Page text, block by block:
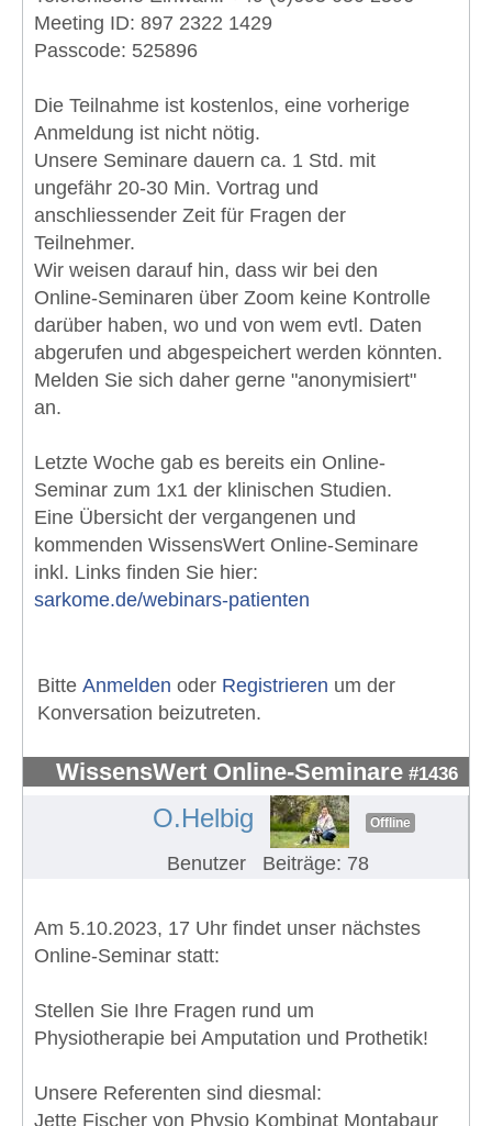
Meeting ID: 897 2322 1429
Passcode: 525896
Die Teilnahme ist kostenlos, eine vorherige
Anmeldung ist nicht nötig.
Unsere Seminare dauern ca. 1 Std. mit
ungefähr 20-30 Min. Vortrag und
anschliessender Zeit für Fragen der
Teilnehmer.
Wir weisen darauf hin, dass wir bei den
Online-Seminaren über Zoom keine Kontrolle
darüber haben, wo und von wem evtl. Daten
abgerufen und abgespeichert werden könnten.
Melden Sie sich daher gerne "anonymisiert"
an.
Letzte Woche gab es bereits ein Online-
Seminar zum 1x1 der klinischen Studien.
Eine Übersicht der vergangenen und
kommenden WissensWert Online-Seminare
inkl. Links finden Sie hier:
sarkome.de/webinars-patienten
Bitte Anmelden oder Registrieren um der
Konversation beizutreten.
WissensWert Online-Seminare #1436
O.Helbig Offline
Benutzer Beiträge: 78
Am 5.10.2023, 17 Uhr findet unser nächstes
Online-Seminar statt:
Stellen Sie Ihre Fragen rund um
Physiotherapie bei Amputation und Prothetik!
Unsere Referenten sind diesmal:
Jette Fischer von Physio Kombinat Montabaur